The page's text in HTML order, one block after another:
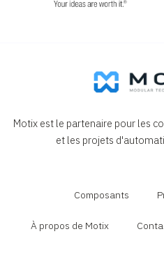
Motix est le partenaire pour les
et les projets
Composants
À propos de Motix